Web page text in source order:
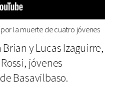
la muerte de cuatro jóvenes
y Lucas Izaguirre,
jóvenes
Basavilbaso.